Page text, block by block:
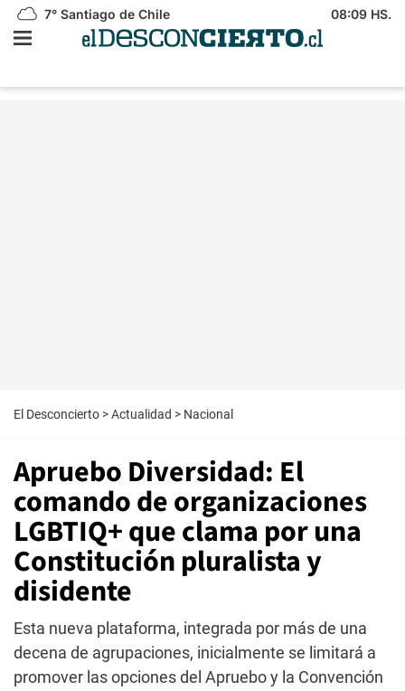
7° Santiago de Chile 08:09 HS.
El Desconcierto >Actualidad > Nacional
Apruebo Diversidad: El
comando de organizaciones
LGBTIQ+ que clama por una
Constitución pluralista y
disidente
Esta nueva plataforma, integrada por más de una
decena de agrupaciones, inicialmente se limitará a
promover las opciones del Apruebo y la Convención